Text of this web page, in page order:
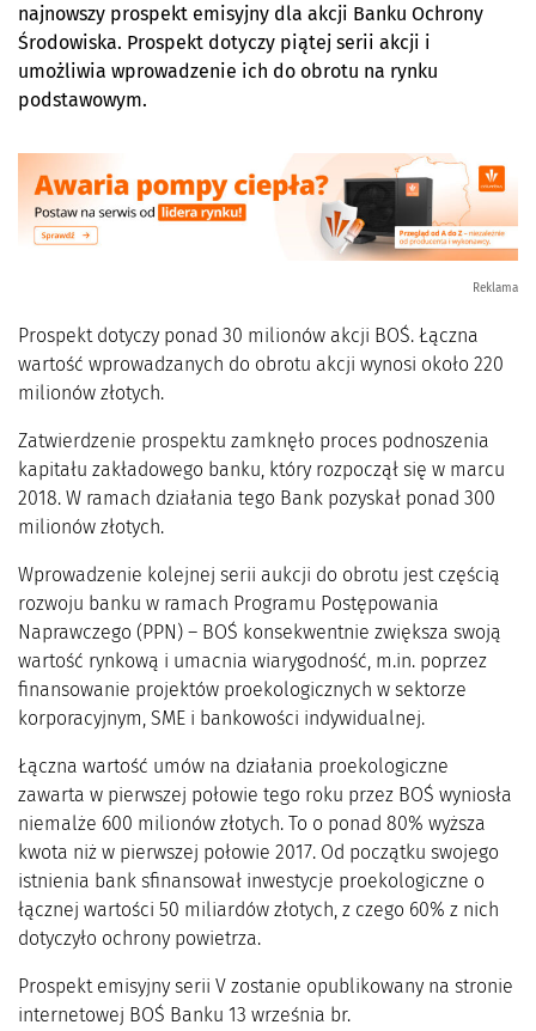
najnowszy prospekt emisyjny dla akcji Banku Ochrony
Środowiska. Prospekt dotyczy piątej serii akcji i
umożliwia wprowadzenie ich do obrotu na rynku
podstawowym.
Reklama
Prospekt dotyczy ponad 30 milionów akcji BOŚ. Łączna
wartość wprowadzanych do obrotu akcji wynosi około 220
milionów złotych.
Zatwierdzenie prospektu zamknęło proces podnoszenia
kapitału zakładowego banku, który rozpoczął się w marcu
2018. W ramach działania tego Bank pozyskał ponad 300
milionów złotych.
Wprowadzenie kolejnej serii aukcji do obrotu jest częścią
rozwoju banku w ramach Programu Postępowania
Naprawczego (PPN) – BOŚ konsekwentnie zwiększa swoją
wartość rynkową i umacnia wiarygodność, m.in. poprzez
finansowanie projektów proekologicznych w sektorze
korporacyjnym, SME i bankowości indywidualnej.
Łączna wartość umów na działania proekologiczne
zawarta w pierwszej połowie tego roku przez BOŚ wyniosła
niemalże 600 milionów złotych. To o ponad 80% wyższa
kwota niż w pierwszej połowie 2017. Od początku swojego
istnienia bank sfinansował inwestycje proekologiczne o
łącznej wartości 50 miliardów złotych, z czego 60% z nich
dotyczyło ochrony powietrza.
Prospekt emisyjny serii V zostanie opublikowany na stronie
internetowej BOŚ Banku 13 września br.